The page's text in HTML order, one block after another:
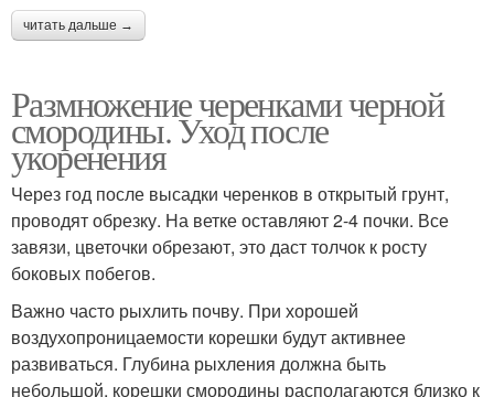
читать дальше →
Размножение черенками черной
смородины. Уход после
укоренения
Через год после высадки черенков в открытый грунт,
проводят обрезку. На ветке оставляют 2-4 почки. Все
завязи, цветочки обрезают, это даст толчок к росту
боковых побегов.
Важно часто рыхлить почву. При хорошей
воздухопроницаемости корешки будут активнее
развиваться. Глубина рыхления должна быть
небольшой, корешки смородины располагаются близко к